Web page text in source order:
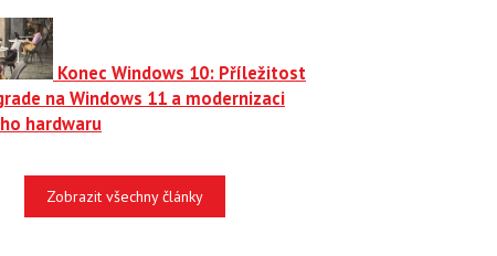
Konec Windows 10: Příležitost
na Windows 11 a modernizaci
hardwaru
Zobrazit všechny články